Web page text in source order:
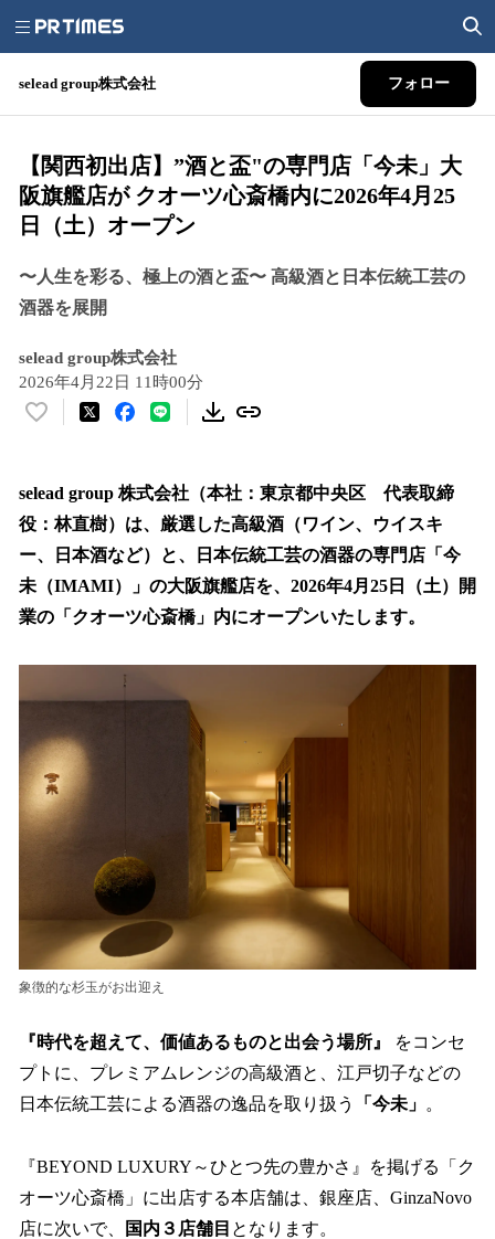
selead group株式会社 フォロー
【関西初出店】”酒と盃"の専門店「今未」大
阪旗艦店が クオーツ心斎橋内に2026年4月25
日（土）オープン
〜人生を彩る、極上の酒と盃〜 高級酒と日本伝統工芸の
酒器を展開
selead group株式会社
2026年4月22日 11時00分
い
！
を
読
み
込
み
す
selead group 株式会社（本社：東京都中央区 代表取締
役：林直樹）は、厳選した高級酒（ワイン、ウイスキ
ー、日本酒など）と、日本伝統工芸の酒器の専門店「今
未（IMAMI）」の大阪旗艦店を、2026年4月25日（土）開
業の「クオーツ心斎橋」内にオープンいたします。
象徴的な杉玉がお出迎え
『時代を超えて、価値あるものと出会う場所』
をコンセ
プトに、プレミアムレンジの高級酒と、江戸切子などの
日本伝統工芸による酒器の逸品を取り扱う
「今未」 。
『BEYOND LUXURY～ひとつ先の豊かさ』を掲げる「ク
オーツ心斎橋」に出店する本店舗は、銀座店、GinzaNovo
店に次いで、
国内３店舗目 となります。